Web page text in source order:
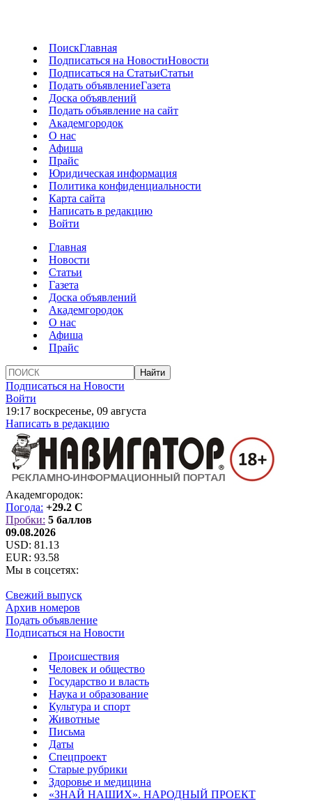
ПоискГлавная
Подписаться на НовостиНовости
Подписаться на СтатьиСтатьи
Подать объявлениеГазета
Доска объявлений
Подать объявление на сайт
Академгородок
О нас
Афиша
Прайс
Юридическая информация
Политика конфиденциальности
Карта сайта
Написать в редакцию
Войти
Главная
Новости
Статьи
Газета
Доска объявлений
Академгородок
О нас
Афиша
Прайс
Подписаться на Новости
Войти
19:17 воскресенье, 09 августа
Написать в редакцию
Академгородок:
Погода: +29.2 C
Пробки: 5 баллов
09.08.2026
USD: 81.13
EUR: 93.58
Мы в соцсетях:
Свежий выпуск
Архив номеров
Подать объявление
Подписаться на Новости
Происшествия
Человек и общество
Государство и власть
Наука и образование
Культура и спорт
Животные
Письма
Даты
Спецпроект
Старые рубрики
Здоровье и медицина
«ЗНАЙ НАШИХ». НАРОДНЫЙ ПРОЕКТ